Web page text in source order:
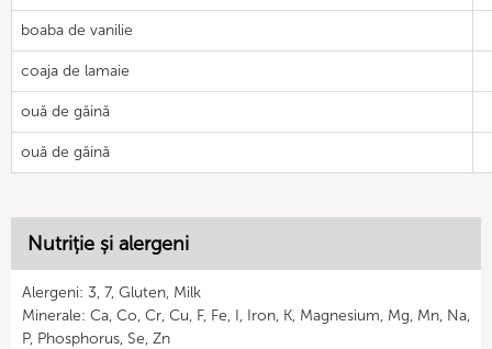
boaba de vanilie
coaja de lamaie
ouă de găină
ouă de găină
Nutriție și alergeni
Alergeni: 3, 7, Gluten, Milk
Minerale: Ca, Co, Cr, Cu, F, Fe, I, Iron, K, Magnesium, Mg, Mn, Na,
P, Phosphorus, Se, Zn